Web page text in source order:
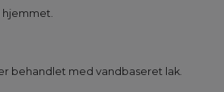
hjemmet.
behandlet med vandbaseret lak.